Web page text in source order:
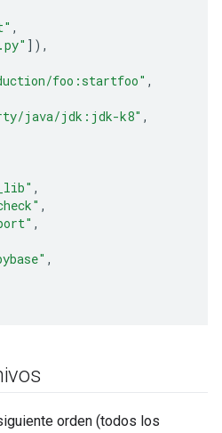
,
]),
foo:startfoo" ,
java/jdk:jdk-k8" ,
,
,
,
,
orden (todos los